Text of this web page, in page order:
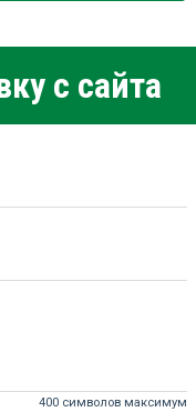
с сайта
400 символов максимум